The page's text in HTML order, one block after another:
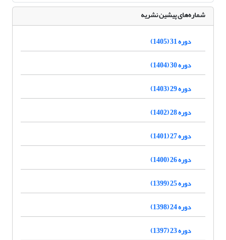
شماره‌های پیشین نشریه
دوره 31 (1405)
دوره 30 (1404)
دوره 29 (1403)
دوره 28 (1402)
دوره 27 (1401)
دوره 26 (1400)
دوره 25 (1399)
دوره 24 (1398)
دوره 23 (1397)